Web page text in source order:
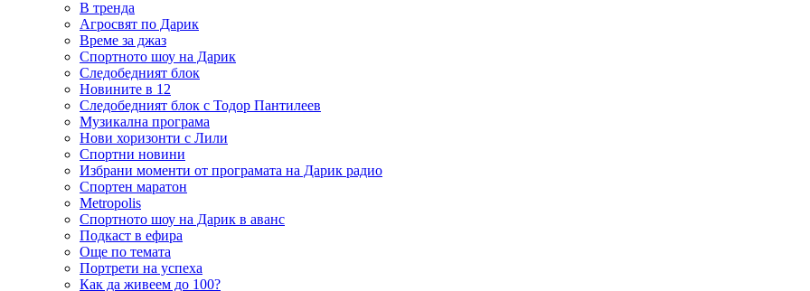
В тренда
Агросвят по Дарик
Време за джаз
Спортното шоу на Дарик
Следобедният блок
Новините в 12
Следобедният блок с Тодор Пантилеев
Музикална програма
Нови хоризонти с Лили
Спортни новини
Избрани моменти от програмата на Дарик радио
Спортен маратон
Metropolis
Спортното шоу на Дарик в аванс
Подкаст в ефира
Още по темата
Портрети на успеха
Как да живеем до 100?